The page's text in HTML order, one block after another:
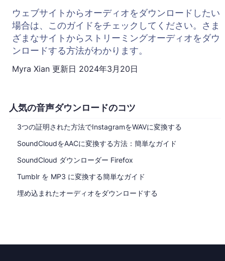
人気の音声ダウンロードのコツ
3つの証明された方法でInstagramをWAVに変換する
SoundCloudをAACに変換する方法：簡単なガイド
SoundCloud ダウンローダー Firefox
Tumblr を MP3 に変換する簡単なガイド
埋め込まれたオーディオをダウンロードする
ウェブサイトからオーディオをダウンロードしたい
場合は、このガイドをチェックしてください。さま
ざまなサイトからストリーミングオーディオをダウ
ンロードする方法がわかります。
Myra Xian 更新日 2024年3月20日